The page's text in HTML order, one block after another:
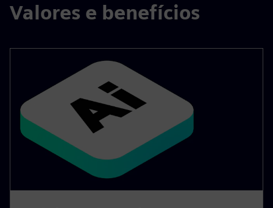
Valores e benefícios